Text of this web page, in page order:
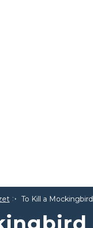
To Kill a Mockingbird